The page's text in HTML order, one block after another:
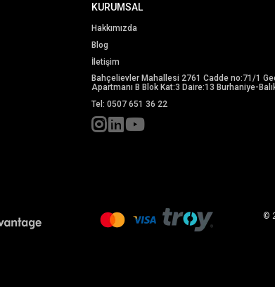
KURUMSAL
Hakkımızda
Blog
İletişim
Bahçelievler Mahallesi 2761 Cadde no:71/1
Apartmanı B Blok Kat:3 Daire:13 Burhaniye-
Tel: 0507 651 36 22
©